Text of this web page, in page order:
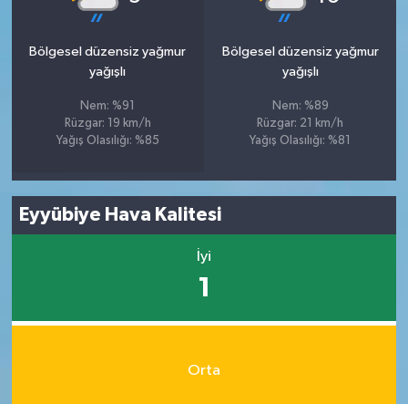
Bölgesel düzensiz yağmur
yağışlı
Nem: %91
Rüzgar: 19 km/h
Yağış Olasılığı: %85
Bölgesel düzensiz yağmur
yağışlı
Nem: %89
Rüzgar: 21 km/h
Yağış Olasılığı: %81
Eyyübiye Hava Kalitesi
İyi
1
Orta